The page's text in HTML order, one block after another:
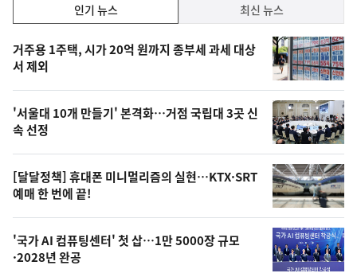
기,
최
신,
오
늘
의
영
상
오
인기 뉴스 최신 뉴스
인
기
뉴
스
거주용 1주택, 시가 20억 원까지 종부세 과세 대상
서 제외
'서울대 10개 만들기' 본격화…거점 국립대 3곳 신
속 선정
[달달정책] 휴대폰 미니멀리즘의 실현…KTX·SRT
예매 한 번에 끝!
'국가 AI 컴퓨팅센터' 첫 삽…1만 5000장 규모
·2028년 완공